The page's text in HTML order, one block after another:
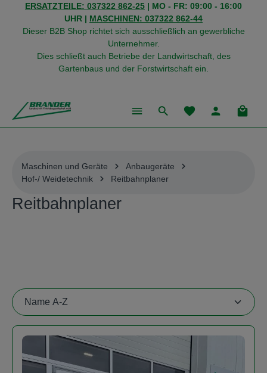
springen
ERSATZTEILE: 037322 862-25 | MO - FR: 09:00 - 16:00
UHR | MASCHINEN: 037322 862-44
Dieser B2B Shop richtet sich ausschließlich an gewerbliche
Unternehmer.
Dies schließt auch Betriebe der Landwirtschaft, des
Gartenbaus und der Forstwirtschaft ein.
Du hast 0
Maschinen und Geräte
Anbaugeräte
Hof-/ Weidetechnik
Reitbahnplaner
Reitbahnplaner